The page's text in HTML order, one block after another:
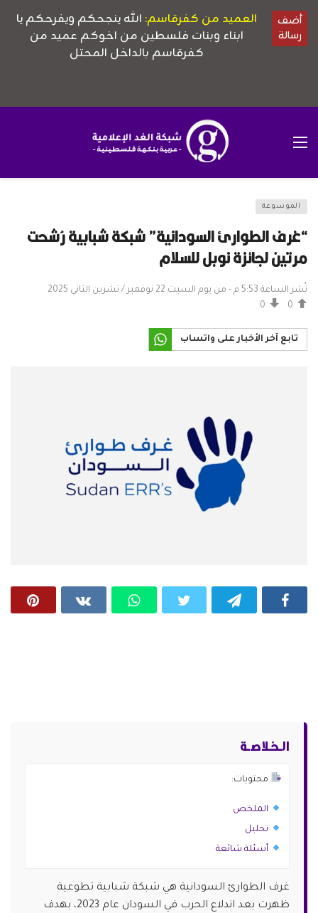
الموسوعة
“غرف الطوارئ السودانية” شبكة شبابية رُشحت
مرتين لجائزة نوبل للسلام
نُشر الساعة 5:53 م - من يوم السبت 22 نوفمبر / تشرين الثاني 2025
0
0
تابع آخر الأخبار على واتساب
الـخـلاصـة
محتويات:
الملخص
تحليل
أسئلة شائعة
غرف الطوارئ السودانية هي شبكة شبابية تطوعية
ظهرت بعد اندلاع الحرب في السودان عام 2023، بهدف